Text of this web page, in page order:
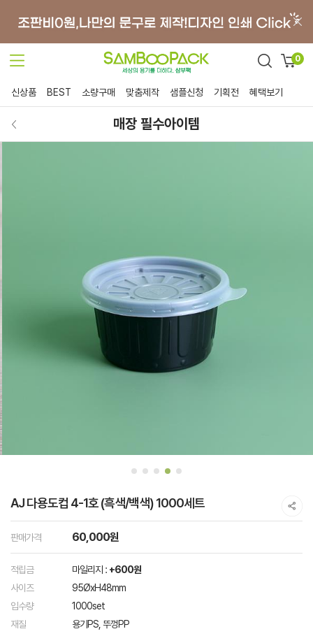
0
신상품 BEST 소량구매 맞춤제작 샘플신청 기획전 혜택보기
매장 필수아이템
AJ 다용도컵 4-1호 (흑색/백색) 1000세트
판매가격 60,000원
적립금 마일리지 : +600원
사이즈
95ØxH48mm
입수량
1000set
재질
용기PS, 뚜껑PP